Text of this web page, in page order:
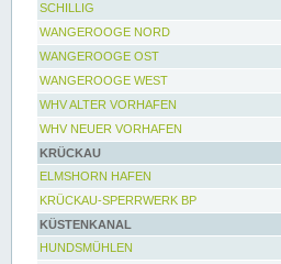
SCHILLIG
WANGEROOGE NORD
WANGEROOGE OST
WANGEROOGE WEST
WHV ALTER VORHAFEN
WHV NEUER VORHAFEN
KRÜCKAU
ELMSHORN HAFEN
KRÜCKAU-SPERRWERK BP
KÜSTENKANAL
HUNDSMÜHLEN